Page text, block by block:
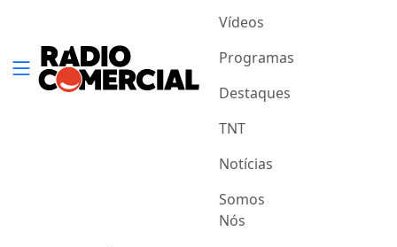
Vídeos
Programas
Destaques
TNT
Notícias
Somos
Nós